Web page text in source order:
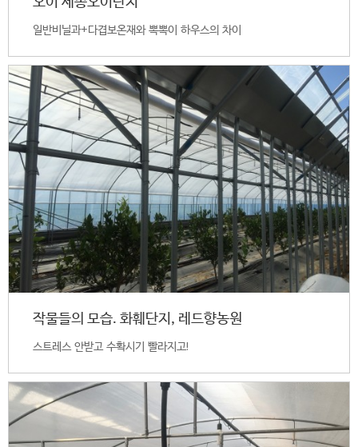
일반비닐과+다겹보온재와 뽁뽁이 하우스의 차이
작물들의 모습. 화훼단지, 레드향농원
스트레스 안받고 수확시기 빨라지고!